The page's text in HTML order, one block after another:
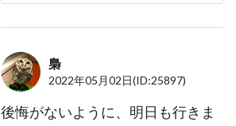
梟
2022年05月02日(ID:25897)
後悔がないように、明日も行きま